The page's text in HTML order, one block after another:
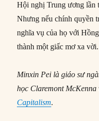
Hội nghị Trung ương lần
Nhưng nếu chính quyền
nghĩa vụ của họ với
thành một giấc mơ xa vời.
Minxin Pei là giáo sư
học Claremont
Capitalism.